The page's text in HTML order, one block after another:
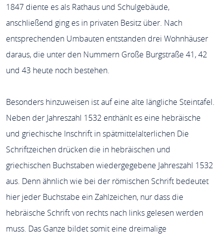
1847 diente es als Rathaus und Schulgebäude,
anschließend ging es in privaten Besitz über. Nach
entsprechenden Umbauten entstanden drei Wohnhäuser
daraus, die unter den Nummern Große Burgstraße 41, 42
und 43 heute noch bestehen.
Besonders hinzuweisen ist auf eine alte längliche Steintafel.
Neben der Jahreszahl 1532 enthänlt es eine hebräische
und griechische Inschrift in spätmittelalterlichen Die
Schriftzeichen drücken die in hebräischen und
griechischen Buchstaben wiedergegebene Jahreszahl 1532
aus. Denn ähnlich wie bei der römischen Schrift bedeutet
hier jeder Buchstabe ein Zahlzeichen, nur dass die
hebräische Schrift von rechts nach links gelesen werden
muss. Das Ganze bildet somit eine dreimalige